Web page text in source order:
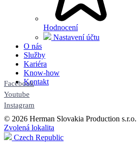
Hodnocení
Nastavení účtu
O nás
Služby
Kariéra
Know-how
Kontakt
Facebook
Youtube
Instagram
© 2026 Herman Slovakia Production s.r.o.
Zvolená lokalita
Czech Republic